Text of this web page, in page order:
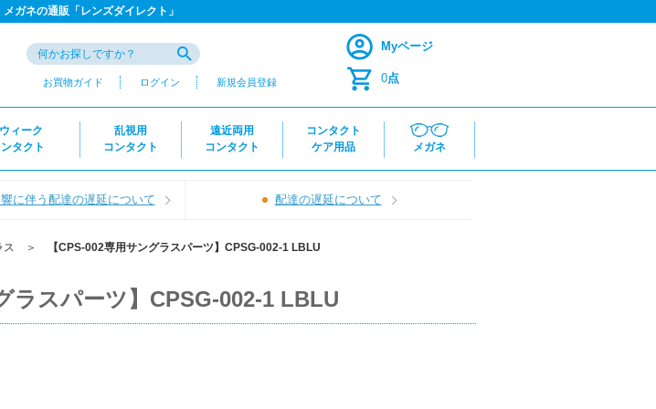
ガネの通販「レンズダイレクト」
お買物ガイド ログイン 新規会員登録
Myページ
0点
ィーク
タクト
乱視用
コンタクト
遠近両用
コンタクト
コンタクト
ケア用品
メガネ
に伴う配達の遅延について 配達の遅延について
ス ＞ 【CPS-002専用サングラスパーツ】CPSG-002-1 LBLU
ラスパーツ】CPSG-002-1 LBLU